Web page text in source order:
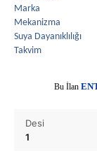
Marka
Mekanizma
Suya Dayanıklılığı
Takvim
Bu İlan E
Desi
1